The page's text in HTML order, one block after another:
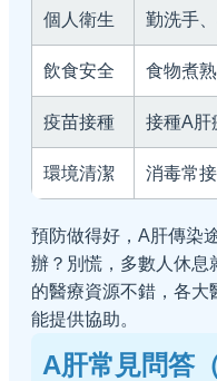
個人衛生 勤洗手
飲食安全 食物煮
疫苗接種 接種A肝
環境清潔 消毒常
預防做得好，A肝傳染
辦？別慌，多數人休息
的醫療資源不錯，各大
能提供協助。
A肝常見問答